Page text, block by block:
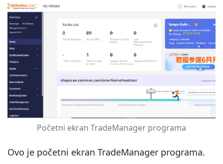
Početni ekran TradeManager programa
Ovo je početni ekran TradeManager programa.